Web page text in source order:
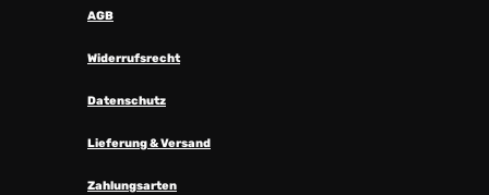
AGB
Widerrufsrecht
Datenschutz
Lieferung & Versand
Zahlungsarten